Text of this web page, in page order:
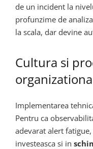
de un incident la
profunzime de
la scala, dar devine
Cultura si
Implementarea
Pentru ca
adevarat alert
investeasca si in